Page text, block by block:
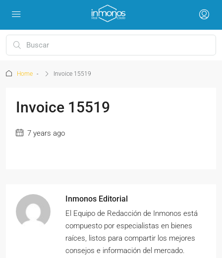
Home Invoice 15519
Invoice 15519
7 years ago
Inmonos Editorial
El Equipo de Redacción de Inmonos está
compuesto por especialistas en bienes
raíces, listos para compartir los mejores
consejos e información del mercado.